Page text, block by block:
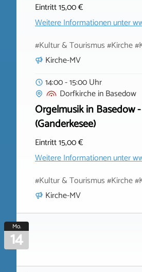
Eintritt 15,00 €
Weitere Informationen unter
#Kultur & Tourismus #Kirche
Kirche-MV
14:00 - 15:00 Uhr
DorfkircheinBasedow
Orgelmusik in Basedow
(Ganderkesee)
Eintritt 15,00 €
Weitere Informationen unter
#Kultur & Tourismus #Kirche
Kirche-MV
Mo.
14